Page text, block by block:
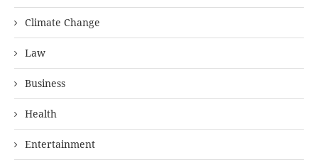
Climate Change
Law
Business
Health
Entertainment